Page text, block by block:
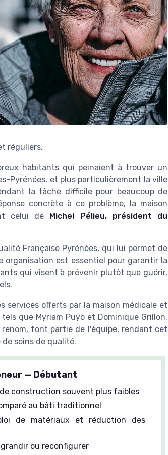
réguliers.
habitants qui peinaient à trouver un
Pyrénées, et plus particulièrement la ville
la tâche difficile pour beaucoup de
concrète à ce problème, la maison
celui de
Michel Pélieu, président du
Française Pyrénées, qui lui permet de
organisation est essentiel pour garantir la
qui visent à prévenir plutôt que guérir,
services offerts par la maison médicale et
que Myriam Puyo et Dominique Grillon,
font partie de l'équipe, rendant cet
soins de qualité.
— Débutant
construction souvent plus faibles
au bâti traditionnel
de matériaux et réduction des
ou reconfigurer